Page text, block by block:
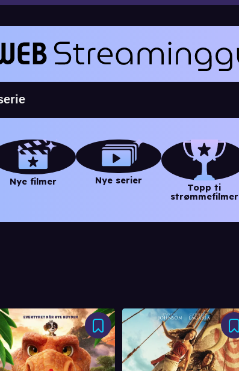
Nye filmer Nye serier
Topp ti
strømmefilmer